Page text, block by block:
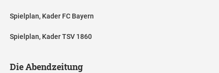
Spielplan, Kader FC Bayern
Spielplan, Kader TSV 1860
Die Abendzeitung